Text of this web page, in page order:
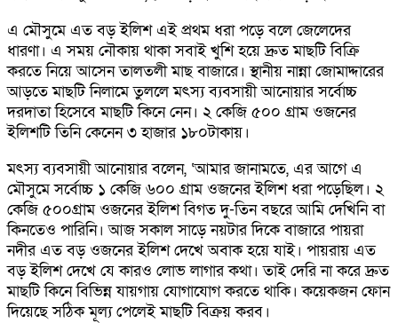
এ মৌসুমে এত বড় ইলিশ এই প্রথম ধরা পড়ে বলে জেলেদের
ধারণা। এ সময় নৌকায় থাকা সবাই খুশি হয়ে দ্রুত মাছটি বিক্রি
করতে নিয়ে আসেন তালতলী মাছ বাজারে। স্থানীয় নান্না জোমাদ্দারের
আড়তে মাছটি নিলামে তুললে মৎস্য ব্যবসায়ী আনোয়ার সর্বোচ্চ
দরদাতা হিসেবে মাছটি কিনে নেন। ২ কেজি ৫০০ গ্রাম ওজনের
ইলিশটি তিনি কেনেন ৩ হাজার ১৮০টাকায়।
মৎস্য ব্যবসায়ী আনোয়ার বলেন, ‘আমার জানামতে, এর আগে এ
মৌসুমে সর্বোচ্চ ১ কেজি ৬০০ গ্রাম ওজনের ইলিশ ধরা পড়েছিল। ২
কেজি ৫০০গ্রাম ওজনের ইলিশ বিগত দু-তিন বছরে আমি দেখিনি বা
কিনতেও পারিনি। আজ সকাল সাড়ে নয়টার দিকে বাজারে পায়রা
নদীর এত বড় ওজনের ইলিশ দেখে অবাক হয়ে যাই। পায়রায় এত
বড় ইলিশ দেখে যে কারও লোভ লাগার কথা। তাই দেরি না করে দ্রুত
মাছটি কিনে বিভিন্ন যায়গায় যোগাযোগ করতে থাকি। কয়েকজন ফোন
দিয়েছে সঠিক মূল্য পেলেই মাছটি বিক্রয় করব।